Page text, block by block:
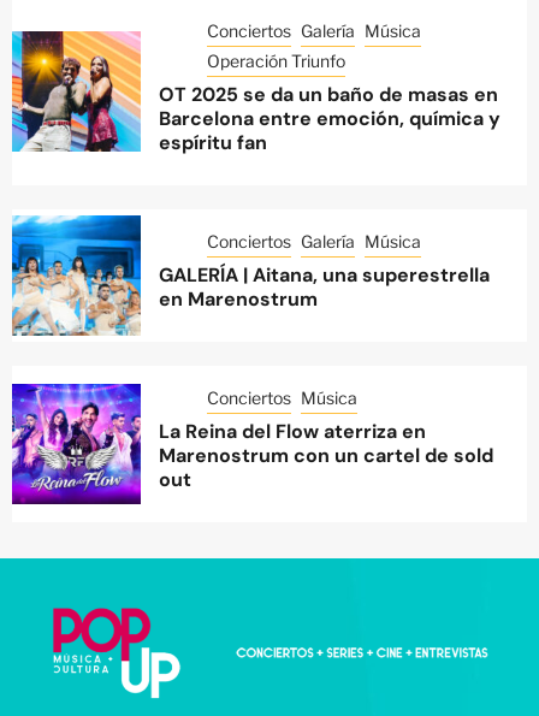
Conciertos Galería Música
Operación Triunfo
OT 2025 se da un baño de masas en
Barcelona entre emoción, química y
espíritu fan
Conciertos Galería Música
GALERÍA | Aitana, una superestrella
en Marenostrum
Conciertos Música
La Reina del Flow aterriza en
Marenostrum con un cartel de sold
out